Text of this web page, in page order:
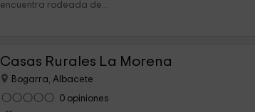
encuentra rodeada de...
Casas Rurales La Morena
Bogarra, Albacete
0 opiniones